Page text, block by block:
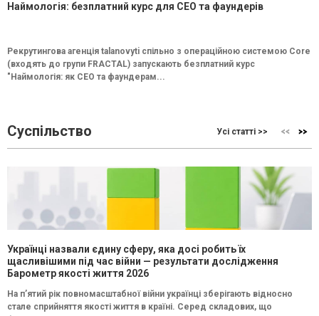
Наймологія: безплатний курс для CEO та фаундерів
Рекрутингова агенція talanovyti спільно з операційною системою Core
(входять до групи FRACTAL) запускають безплатний курс
"Наймологія: як СEO та фаундерам...
Суспільство Усі статті >>
Українці назвали єдину сферу, яка досі робить їх
щасливішими під час війни — результати дослідження
Барометр якості життя 2026
На п’ятий рік повномасштабної війни українці зберігають відносно
стале сприйняття якості життя в країні. Серед складових, що